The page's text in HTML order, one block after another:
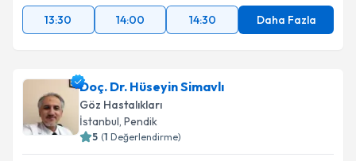
13:30
14:00 14:30 Daha Fazla
Doç. Dr. Hüseyin Simavlı
Göz Hastalıkları
İstanbul, Pendik
5 (1 Değerlendirme)